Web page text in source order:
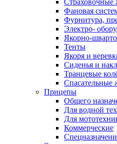
Страховочные
Фановая
Фурнитура,
Электро-
Якорно-
Тенты
Якоря и
Сиденья и
Транцевые
Спасательные
Прицепы
Общего
Для водной
Для
Коммерческие